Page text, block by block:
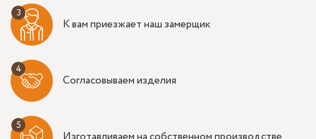
К вам приезжает наш замерщик
Согласовываем изделия